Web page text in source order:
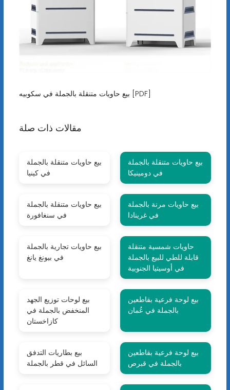
بيع حاويات متنقلة بالجملة في سكوبيه [PDF]
مقالات ذات صلة
بيع حاويات متنقلة بالجملة
في كينيا
بيع حاويات متنقلة بالجملة
في دومينيكا
بيع حاويات متنقلة بالجملة
في سنغافورة
بيع حاويات مرنة بالجملة
في غرينادا
بيع حاويات تجارية بالجملة
في بيونغ يانغ
حاويات شمسية متنقلة
قابلة للطي للبيع بالجملة
في أوسيتيا الجنوبية
بيع لوحات توزيع الجهد
المنخفض بالجملة في
كازاخستان
بيع لوحة فرعية بقاطعين
بالجملة في عُمان
بيع بطاريات التدفق
السائل في قطر بالجملة
بيع لوحة فرعية بقاطعين
بالجملة في قبرص